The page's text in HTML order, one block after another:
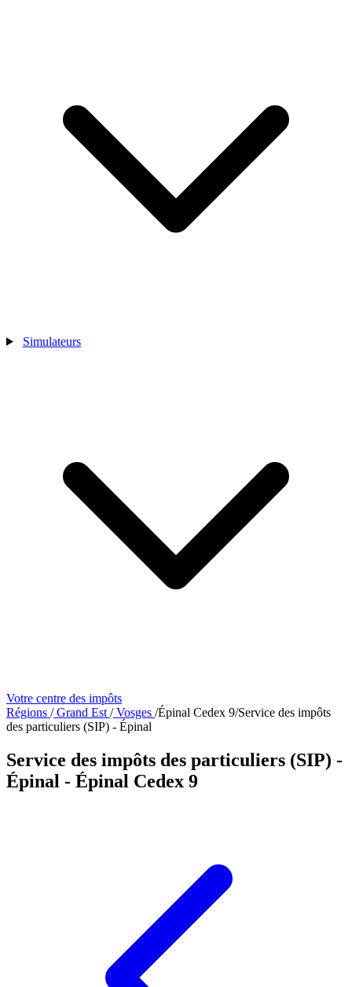
Simulateurs
Votre centre des impôts
Régions /Grand Est /Vosges /Épinal Cedex 9/Service des impôts
des particuliers (SIP) - Épinal
Service des impôts des particuliers (SIP) -
Épinal - Épinal Cedex 9